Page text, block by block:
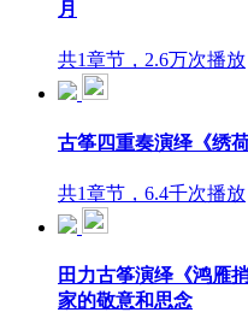
月
共1章节，2.6万次播放
古筝四重奏演绎《绣
共1章节，6.4千次播放
田力古筝演绎《鸿雁
家的敬意和思念